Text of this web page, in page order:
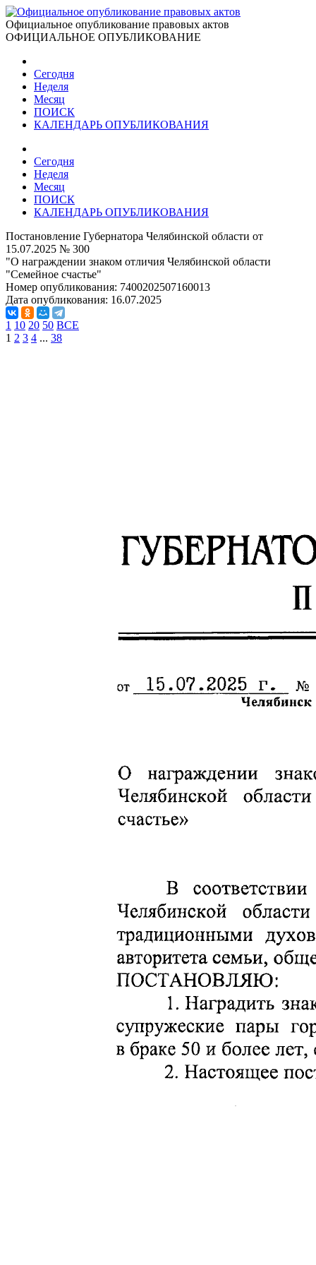
Официальное опубликование правовых актов
ОФИЦИАЛЬНОЕ ОПУБЛИКОВАНИЕ
Сегодня
Неделя
Месяц
ПОИСК
КАЛЕНДАРЬ ОПУБЛИКОВАНИЯ
Сегодня
Неделя
Месяц
ПОИСК
КАЛЕНДАРЬ ОПУБЛИКОВАНИЯ
Постановление Губернатора Челябинской области от
15.07.2025 № 300
"О награждении знаком отличия Челябинской области
"Семейное счастье"
Номер опубликования: 7400202507160013
Дата опубликования: 16.07.2025
1 10 20 50 ВСЕ
1 2 3 4 ... 38